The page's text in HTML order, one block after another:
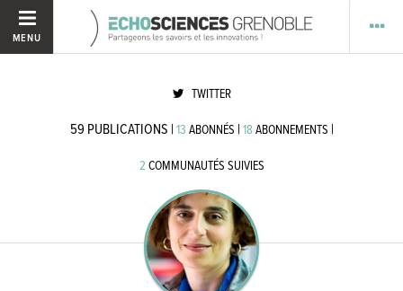
MENU
TWITTER
59 PUBLICATIONS | 13 ABONNÉS | 18 ABONNEMENTS |
2 COMMUNAUTÉS SUIVIES